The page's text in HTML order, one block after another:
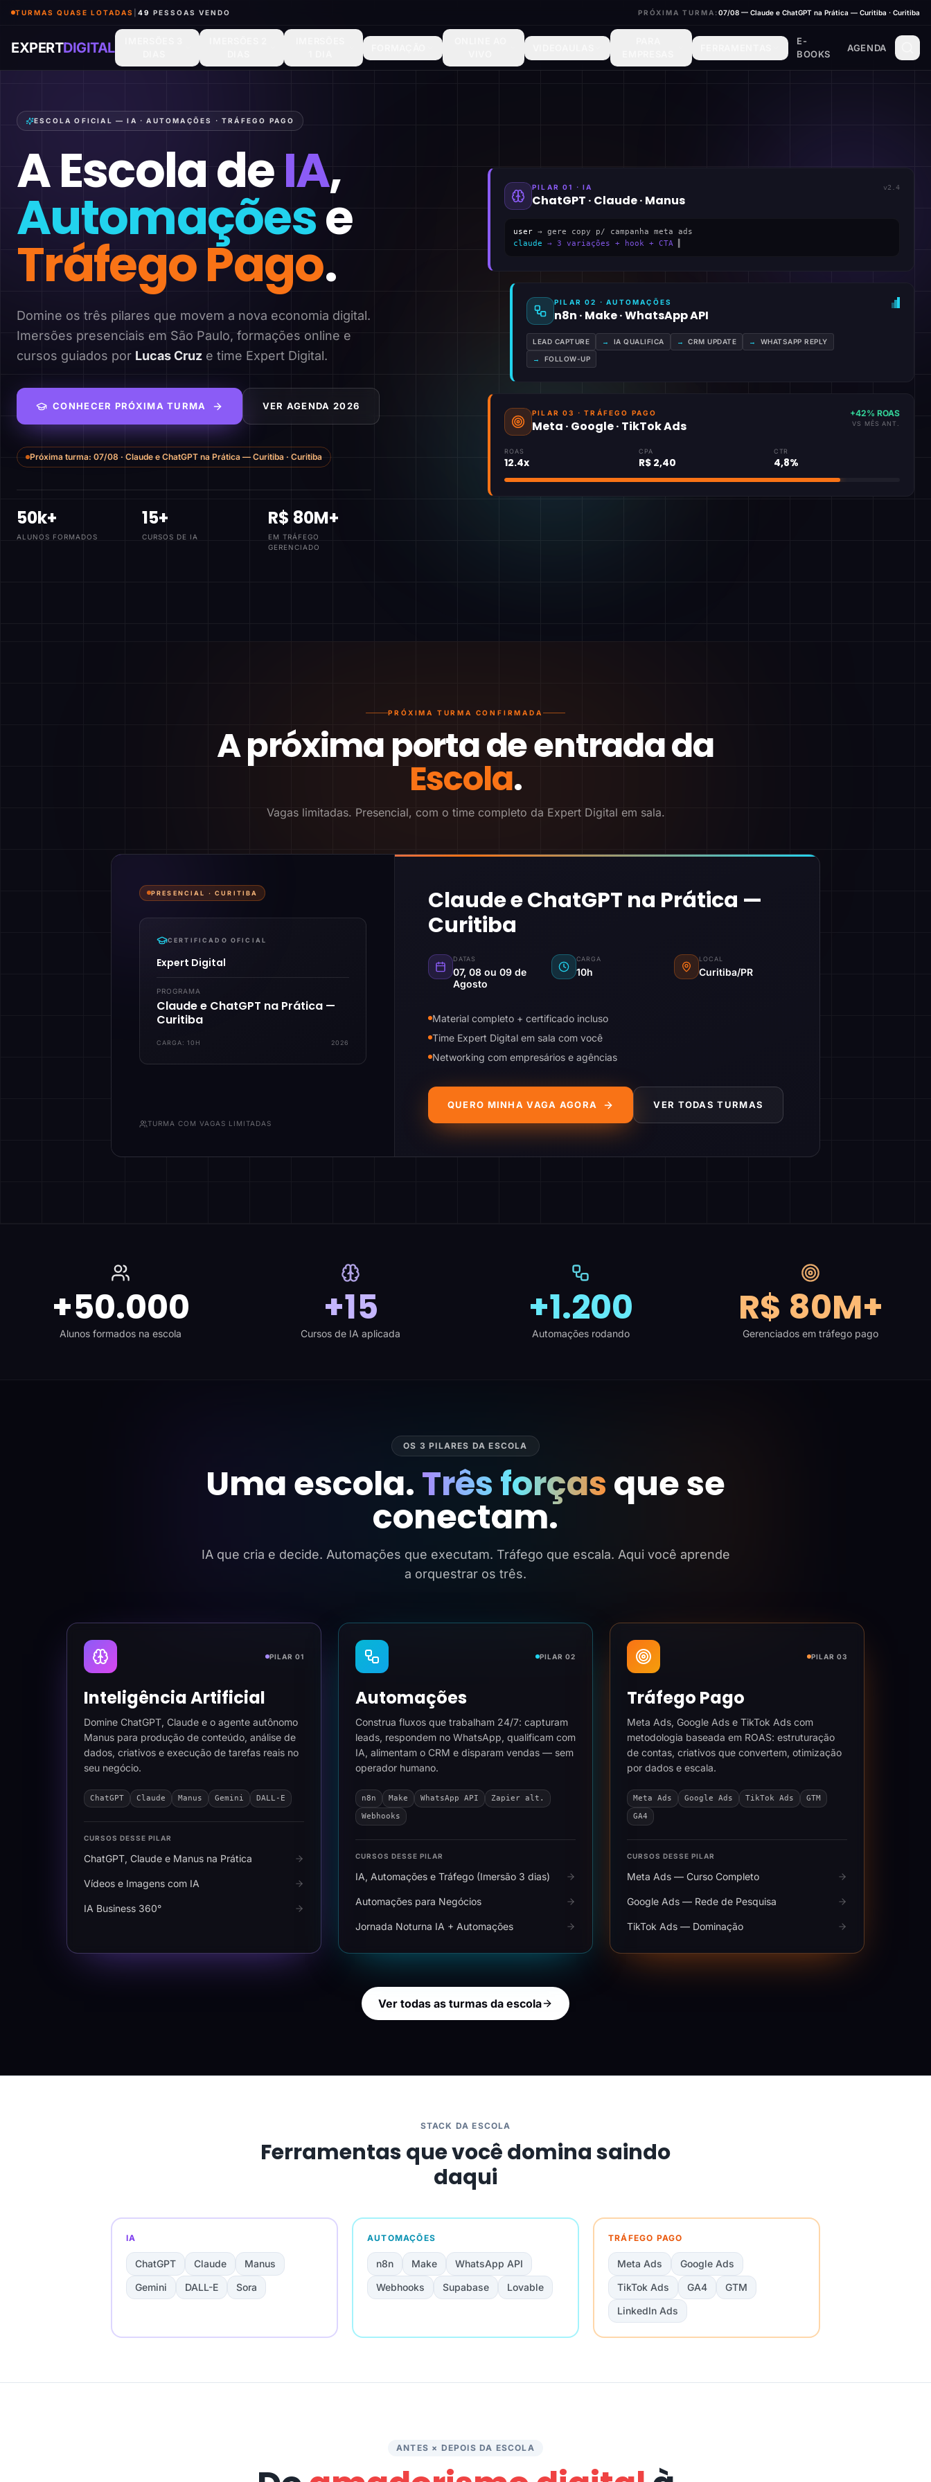
TURMAS QUASE LOTADAS 50 PESSOAS VENDO PRÓXIMA TURMA:07/08 — Claude e ChatGPT na Prática — Curitiba · Curitiba
EXPERTDIGITAL
E-
BOOKS
AGENDA
ESCOLA OFICIAL — IA · AUTOMAÇÕES · TRÁFEGO PAGO
A Escola deIA,
Automaçõese
Tráfego Pago.
Domine os três pilares que movem a nova economia digital.
Imersões presenciais em São Paulo, formações online e
cursos guiados por Lucas Cruz e time Expert Digital.
CONHECER PRÓXIMA TURMA VER AGENDA 2026
Próxima turma: 07/08 · Claude e ChatGPT na Prática — Curitiba · Curitiba
50k+
ALUNOS FORMADOS
15+
CURSOS DE IA
R$ 80M+
EM TRÁFEGO
GERENCIADO
PILAR 01 · IA
ChatGPT · Claude · Manus
v2.4
user → gere copy p/ campanha meta ads
claude → 3 variações + hook + CTA
PILAR 02 · AUTOMAÇÕES
n8n · Make · WhatsApp API
LEAD CAPTURE → IA QUALIFICA → CRM UPDATE → WHATSAPP REPLY
→ FOLLOW-UP
PILAR 03 · TRÁFEGO PAGO
Meta · Google · TikTok Ads
+42% ROAS
VS MÊS ANT.
ROAS
12.4x
CPA
R$ 2,40
CTR
4,8%
PRÓXIMA TURMA CONFIRMADA
A próxima porta de entrada da
Escola.
Vagas limitadas. Presencial, com o time completo da Expert Digital em sala.
PRESENCIAL ·CURITIBA
CERTIFICADO OFICIAL
Expert Digital
PROGRAMA
Claude e ChatGPT na Prática —
Curitiba
CARGA:10H 2026
TURMA COM VAGAS LIMITADAS
Claude e ChatGPT na Prática —
Curitiba
DATAS
07, 08 ou 09 de
Agosto
CARGA
10h
LOCAL
Curitiba/PR
Material completo + certificado incluso
Time Expert Digital em sala com você
Networking com empresários e agências
QUERO MINHA VAGA AGORA VER TODAS TURMAS
+50.000
Alunos formados na escola
+15
Cursos de IA aplicada
+1.200
Automações rodando
R$ 80M+
Gerenciados em tráfego pago
OS 3 PILARES DA ESCOLA
Uma escola.Três forçasque se
conectam.
IA que cria e decide. Automações que executam. Tráfego que escala. Aqui você aprende
a orquestrar os três.
PILAR 01
Inteligência Artificial
Domine ChatGPT, Claude e o agente autônomo
Manus para produção de conteúdo, análise de
dados, criativos e execução de tarefas reais no
seu negócio.
ChatGPT Claude Manus Gemini DALL-E
CURSOS DESSE PILAR
ChatGPT, Claude e Manus na Prática
Vídeos e Imagens com IA
IA Business 360°
PILAR 02
Automações
Construa fluxos que trabalham 24/7: capturam
leads, respondem no WhatsApp, qualificam com
IA, alimentam o CRM e disparam vendas — sem
operador humano.
n8n Make WhatsApp API
Zapier alt.
Webhooks
CURSOS DESSE PILAR
IA, Automações e Tráfego (Imersão 3 dias)
Automações para Negócios
Jornada Noturna IA + Automações
PILAR 03
Tráfego Pago
Meta Ads, Google Ads e TikTok Ads com
metodologia baseada em ROAS: estruturação
de contas, criativos que convertem, otimização
por dados e escala.
Meta Ads Google Ads TikTok Ads
GTM
GA4
CURSOS DESSE PILAR
Meta Ads — Curso Completo
Google Ads — Rede de Pesquisa
TikTok Ads — Dominação
Ver todas as turmas da escola
STACK DA ESCOLA
Ferramentas que você domina saindo
daqui
IA
ChatGPT Claude
Manus
Gemini
DALL-E Sora
AUTOMAÇÕES
n8n Make
WhatsApp API
Webhooks
Supabase Lovable
TRÁFEGO PAGO
Meta Ads
Google Ads
TikTok Ads
GA4
GTM
LinkedIn Ads
ANTES × DEPOIS DA ESCOLA